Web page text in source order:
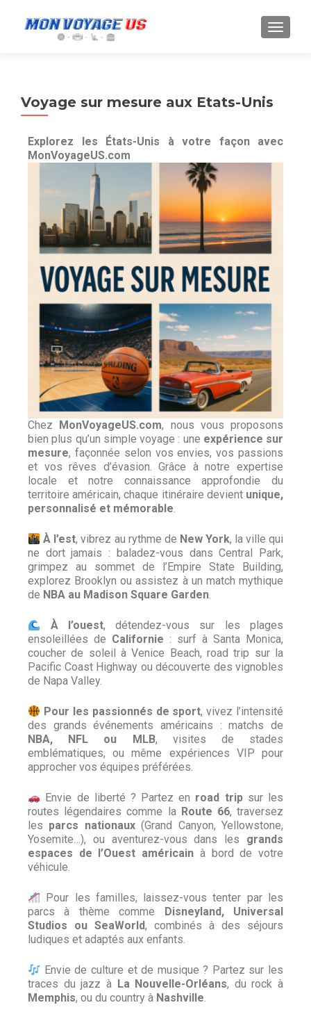
Voyage sur mesure aux Etats-Unis
Explorez les États-Unis à votre façon avec
MonVoyageUS.com
Chez MonVoyageUS.com, nous vous proposons
bien plus qu’un simple voyage : une expérience sur
mesure, façonnée selon vos envies, vos passions
et vos rêves d’évasion. Grâce à notre expertise
locale et notre connaissance approfondie du
territoire américain, chaque itinéraire devient unique,
personnalisé et mémorable.
À l’est, vibrez au rythme de New York, la ville qui
ne dort jamais : baladez-vous dans Central Park,
grimpez au sommet de l’Empire State Building,
explorez Brooklyn ou assistez à un match mythique
de NBA au Madison Square Garden.
À l’ouest, détendez-vous sur les plages
ensoleillées de Californie : surf à Santa Monica,
coucher de soleil à Venice Beach, road trip sur la
Pacific Coast Highway ou découverte des vignobles
de Napa Valley.
Pour les passionnés de sport, vivez l’intensité
des grands événements américains : matchs de
NBA, NFL ou MLB, visites de stades
emblématiques, ou même expériences VIP pour
approcher vos équipes préférées.
Envie de liberté ? Partez en road tripsur les
routes légendaires comme la Route 66, traversez
les parcs nationaux(Grand Canyon, Yellowstone,
Yosemite…), ou aventurez-vous dans les grands
espaces de l’Ouest américain à bord de votre
véhicule.
Pour les familles, laissez-vous tenter par les
parcs à thème comme Disneyland, Universal
Studios ou SeaWorld, combinés à des séjours
ludiques et adaptés aux enfants.
Envie de culture et de musique ? Partez sur les
traces du jazz à La Nouvelle-Orléans, du rock à
Memphis, ou du country à Nashville.